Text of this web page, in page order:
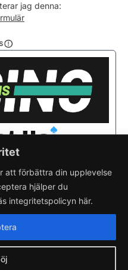
att förbättra din upplevelse
hjälper du
integritetspolicyn här.
11:00 - 21:00
jag denna:
Lägg till pizzeria.
hemsida